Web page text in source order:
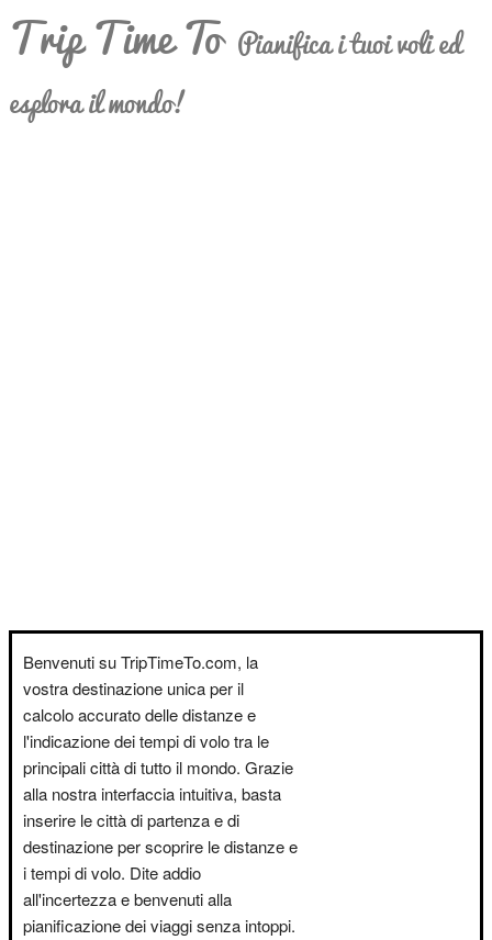
Trip Time To Pianifica i tuoi voli ed
esplora il mondo!
Benvenuti su TripTimeTo.com, la
vostra destinazione unica per il
calcolo accurato delle distanze e
l'indicazione dei tempi di volo tra le
principali città di tutto il mondo. Grazie
alla nostra interfaccia intuitiva, basta
inserire le città di partenza e di
destinazione per scoprire le distanze e
i tempi di volo. Dite addio
all'incertezza e benvenuti alla
pianificazione dei viaggi senza intoppi.